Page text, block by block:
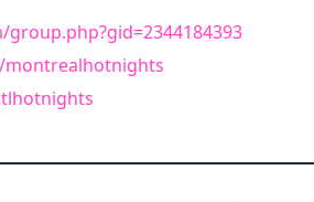
montrealhotnights